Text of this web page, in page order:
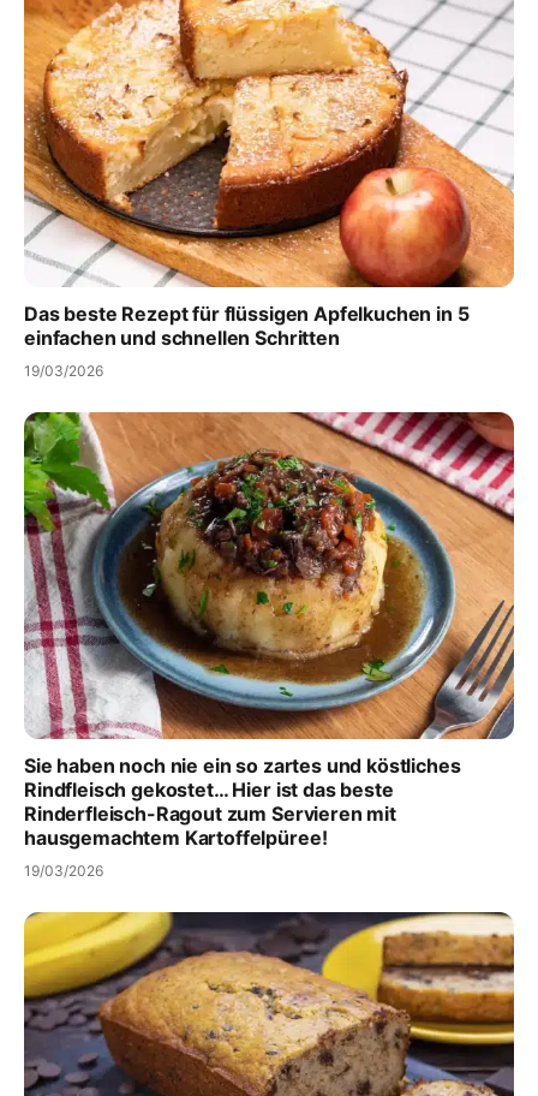
Das beste Rezept für flüssigen Apfelkuchen in 5
einfachen und schnellen Schritten
19/03/2026
Sie haben noch nie ein so zartes und köstliches
Rindfleisch gekostet… Hier ist das beste
Rinderfleisch-Ragout zum Servieren mit
hausgemachtem Kartoffelpüree!
19/03/2026